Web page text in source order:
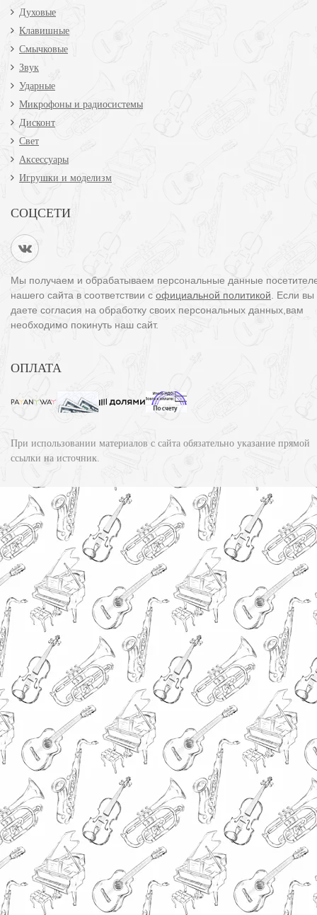
Духовые
Клавишные
Смычковые
Звук
Ударные
Микрофоны и радиосистемы
Дисконт
Свет
Аксессуары
Игрушки и моделизм
СОЦСЕТИ
Мы получаем и обрабатываем персональные данные
нашего сайта в соответствии с официальной политикой . Если
даете согласия на обработку своих персональных данных,вам
необходимо покинуть наш сайт.
ОПЛАТА
При использовании материалов с сайта обязательно указание прямой
ссылки на источник.